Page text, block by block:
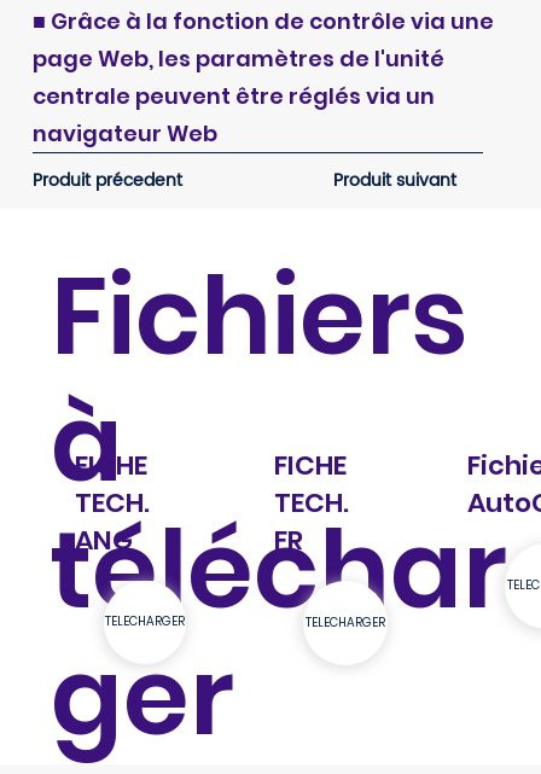
■ Grâce à la fonction de contrôle via une
page Web, les paramètres de l'unité
centrale peuvent être réglés via un
navigateur Web
Produit précedent Produit suivant
Fichiers
à
téléchar
ger
FICHE
TECH.
ANG
TELECHARGER
FICHE
TECH.
FR
TELECHARGER